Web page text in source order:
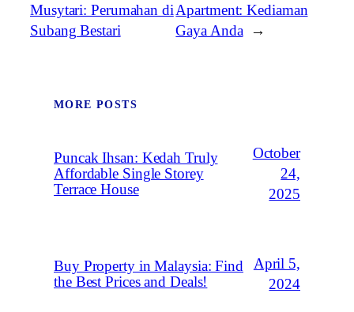
Musytari: Perumahan di
Subang Bestari
Apartment: Kediaman
Gaya Anda →
MORE POSTS
Puncak Ihsan: Kedah Truly
Affordable Single Storey
Terrace House
October
24,
2025
Buy Property in Malaysia: Find
the Best Prices and Deals!
April 5,
2024